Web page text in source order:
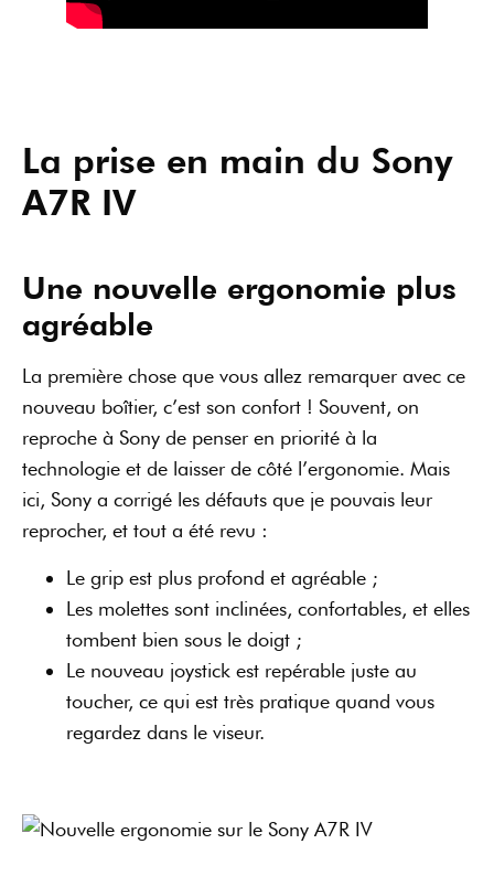
La prise en main du Sony
A7R IV
Une nouvelle ergonomie plus
agréable
La première chose que vous allez remarquer avec ce
nouveau boîtier, c’est son confort ! Souvent, on
reproche à Sony de penser en priorité à la
technologie et de laisser de côté l’ergonomie. Mais
ici, Sony a corrigé les défauts que je pouvais leur
reprocher, et tout a été revu :
Le grip est plus profond et agréable ;
Les molettes sont inclinées, confortables, et elles
tombent bien sous le doigt ;
Le nouveau joystick est repérable juste au
toucher, ce qui est très pratique quand vous
regardez dans le viseur.